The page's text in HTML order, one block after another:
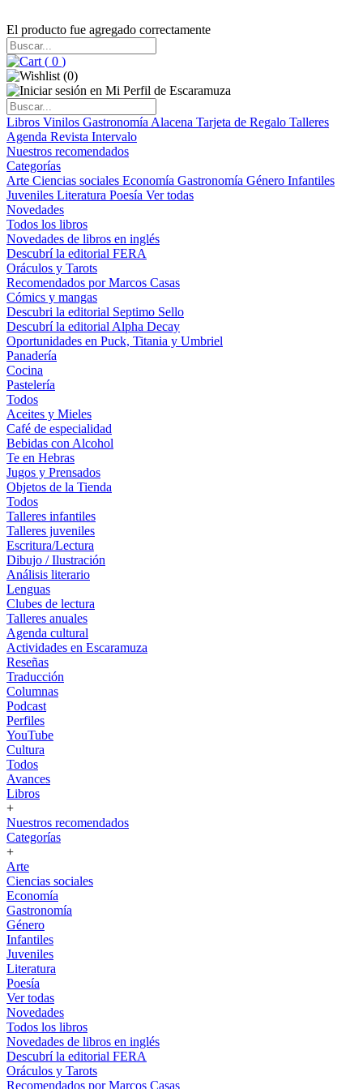
El producto fue agregado correctamente
( 0 )
(0)
Libros Vinilos Gastronomía Alacena Tarjeta de Regalo Talleres
Agenda Revista Intervalo
Nuestros recomendados
Categorías
Arte Ciencias sociales Economía Gastronomía Género Infantiles
Juveniles Literatura Poesía Ver todas
Novedades
Todos los libros
Novedades de libros en inglés
Descubrí la editorial FERA
Oráculos y Tarots
Recomendados por Marcos Casas
Cómics y mangas
Descubri la editorial Septimo Sello
Descubrí la editorial Alpha Decay
Oportunidades en Puck, Titania y Umbriel
Panadería
Cocina
Pastelería
Todos
Aceites y Mieles
Café de especialidad
Bebidas con Alcohol
Te en Hebras
Jugos y Prensados
Objetos de la Tienda
Todos
Talleres infantiles
Talleres juveniles
Escritura/Lectura
Dibujo / Ilustración
Análisis literario
Lenguas
Clubes de lectura
Talleres anuales
Agenda cultural
Actividades en Escaramuza
Reseñas
Traducción
Columnas
Podcast
Perfiles
YouTube
Cultura
Todos
Avances
Libros
+
Nuestros recomendados
Categorías
+
Arte
Ciencias sociales
Economía
Gastronomía
Género
Infantiles
Juveniles
Literatura
Poesía
Ver todas
Novedades
Todos los libros
Novedades de libros en inglés
Descubrí la editorial FERA
Oráculos y Tarots
Recomendados por Marcos Casas